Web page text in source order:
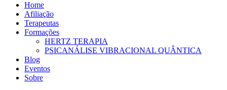
Home
Afiliação
Terapeutas
Formações
HERTZ TERAPIA
PSICANÁLISE VIBRACIONAL QUÂNTICA
Blog
Eventos
Sobre